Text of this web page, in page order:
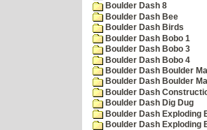
Boulder Dash 8
Boulder Dash Bee
Boulder Dash Birds
Boulder Dash Bobo 1
Boulder Dash Bobo 3
Boulder Dash Bobo 4
Boulder Dash Boulder
Boulder Dash Boulder
Boulder Dash
Boulder Dash Dig Dug
Boulder Dash Exploding
Boulder Dash Exploding